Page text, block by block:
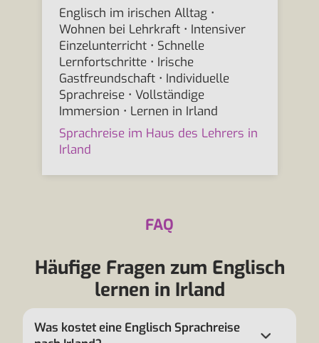
Englisch im irischen Alltag •
Wohnen bei Lehrkraft • Intensiver
Einzelunterricht • Schnelle
Lernfortschritte • Irische
Gastfreundschaft • Individuelle
Sprachreise • Vollständige
Immersion • Lernen in Irland
Sprachreise im Haus des Lehrers in
Irland
FAQ
Häufige Fragen zum Englisch
lernen in Irland
Was kostet eine Englisch Sprachreise